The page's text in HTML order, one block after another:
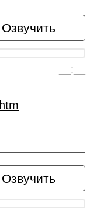
Озвучить
__:__
Озвучить